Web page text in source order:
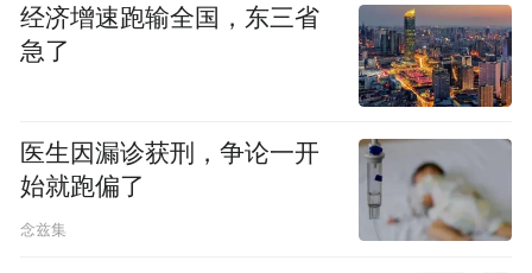
相关经验的吴雁姿艰难地从零开始。倔强的
拼劲终于让她的深圳星期零食品科技有限公
司成为中国植物肉领域的头部企业，产品得
到了不少消费者的认可。
规划《建议》中关于“健康中国”“绿色生产生
活方式”等方面的内容让吴雁姿感到兴奋。她
经济增速跑输全国，东三省
急了
医生因漏诊获刑，争论一开
始就跑偏了
念兹集